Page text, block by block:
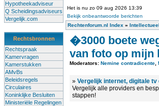
Hypotheekadviseur
Q Scheidingsadviseurs
Vergelijk.com
Rechtsbronnen
Rechtspraak
Kamervragen
Kamerstukken
AMvBs
Beleidsregels
Circulaires
Koninklijke Besluiten
Ministeriële Regelingen
Het is nu zo 09 aug 2026 13:39
Bekijk onbeantwoorde berichten
Rechtenforum.nl Index »
�3000 boete
van foto op mijn
Moderators: Nemine contradicente
» Vergelijk internet, digitale tv
Vergelijk alle providers en
stappen!